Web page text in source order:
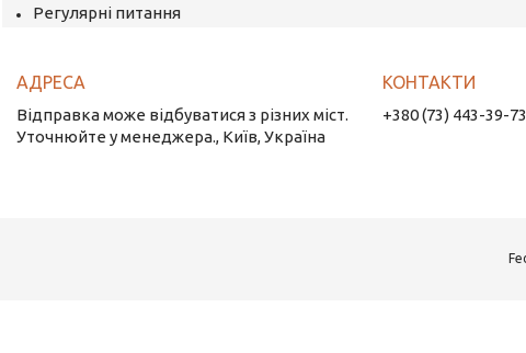
Регулярні питання
Відправка може відбуватися з різних міст.
Уточнюйте у менеджера., Київ, Україна
+380 (73) 443-39-73